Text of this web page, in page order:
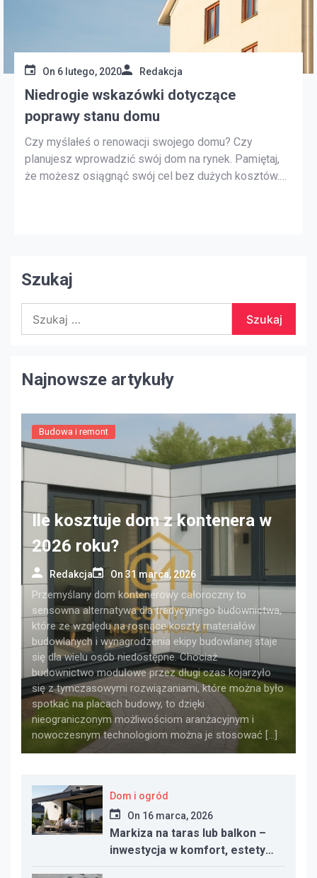
On 6 lutego, 2020 Redakcja
Niedrogie wskazówki dotyczące
poprawy stanu domu
Czy myślałeś o renowacji swojego domu? Czy
planujesz wprowadzić swój dom na rynek. Pamiętaj,
że możesz osiągnąć swój cel bez dużych kosztów.
Szukaj
Najnowsze artykuły
Budowa i remont
Ile kosztuje dom z kontenera w
2026 roku?
Redakcja On 31 marca, 2026
Przemyślany dom kontenerowy całoroczny to
sensowna alternatywa dla tradycyjnego budownictwa,
które ze względu na rosnące koszty materiałów
budowlanych i wynagrodzenia ekipy budowlanej staje
się dla wielu osób niedostępne. Chociaż
budownictwo modułowe przez długi czas kojarzyło
się z tymczasowymi rozwiązaniami, które można było
spotkać na placach budowy, to dzięki
nieograniczonym możliwościom aranżacyjnym i
nowoczesnym technologiom można je stosować […]
Dom i ogród
On 16 marca, 2026
Markiza na taras lub balkon –
inwestycja w komfort, estetykę
i funkcjonalność przestrzeni